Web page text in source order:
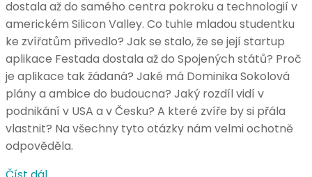
dostala až do samého centra pokroku a technologií v
americkém Silicon Valley. Co tuhle mladou studentku
ke zvířatům přivedlo? Jak se stalo, že se její startup
aplikace Festada dostala až do Spojených států? Proč
je aplikace tak žádaná? Jaké má Dominika Sokolová
plány a ambice do budoucna? Jaký rozdíl vidí v
podnikání v USA a v Česku? A které zvíře by si přála
vlastnit? Na všechny tyto otázky nám velmi ochotně
odpověděla.